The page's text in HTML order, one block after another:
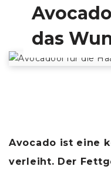
das
Avocado ist eine
verleiht. Der